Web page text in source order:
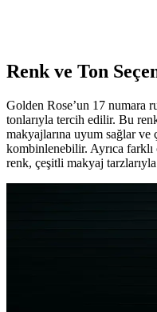
Renk ve Ton
Golden Rose’un 17 numara
tonlarıyla tercih edilir. Bu
makyajlarına uyum sağlar
kombinlenebilir. Ayrıca
renk, çeşitli makyaj